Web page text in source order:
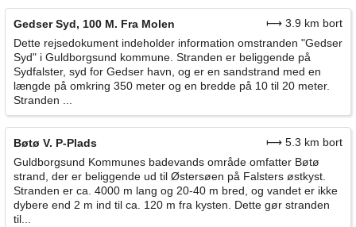
Gedser Syd, 100 M. Fra Molen
⟼ 3.9 km bort
Dette rejsedokument indeholder information omstranden "Gedser
Syd" i Guldborgsund kommune. Stranden er beliggende på
Sydfalster, syd for Gedser havn, og er en sandstrand med en
længde på omkring 350 meter og en bredde på 10 til 20 meter.
Stranden ...
Bøtø V. P-Plads
⟼ 5.3 km bort
Guldborgsund Kommunes badevands område omfatter Bøtø
strand, der er beliggende ud til Østersøen på Falsters østkyst.
Stranden er ca. 4000 m lang og 20-40 m bred, og vandet er ikke
dybere end 2 m ind til ca. 120 m fra kysten. Dette gør stranden
til...